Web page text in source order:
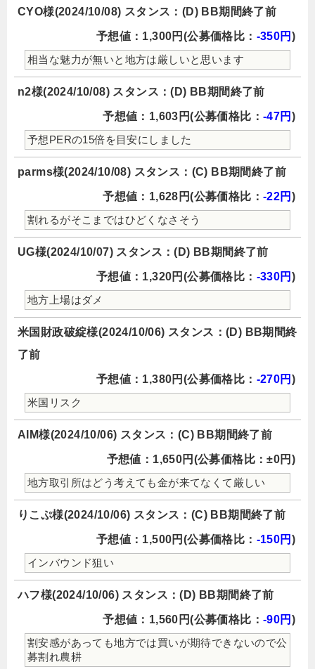
CYO様(2024/10/08) スタンス：(D) BB期間終了前
予想値：1,300円(公募価格比： -350円 )
相当な魅力が無いと地方は厳しいと思います
n2様(2024/10/08) スタンス：(D) BB期間終了前
予想値：1,603円(公募価格比： -47円 )
予想PERの15倍を目安にしました
parms様(2024/10/08) スタンス：(C) BB期間終了前
予想値：1,628円(公募価格比： -22円 )
割れるがそこまではひどくなさそう
UG様(2024/10/07) スタンス：(D) BB期間終了前
予想値：1,320円(公募価格比： -330円 )
地方上場はダメ
米国財政破綻様(2024/10/06) スタンス：(D) BB期間終
了前
予想値：1,380円(公募価格比： -270円 )
米国リスク
AIM様(2024/10/06) スタンス：(C) BB期間終了前
予想値：1,650円(公募価格比：±0円)
地方取引所はどう考えても金が来てなくて厳しい
りこぷ様(2024/10/06) スタンス：(C) BB期間終了前
予想値：1,500円(公募価格比： -150円 )
インバウンド狙い
ハフ様(2024/10/06) スタンス：(D) BB期間終了前
予想値：1,560円(公募価格比： -90円 )
割安感があっても地方では買いが期待できないので公
募割れ農耕